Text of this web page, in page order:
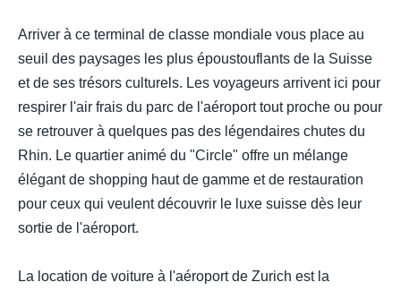
Arriver à ce terminal de classe mondiale vous place au
seuil des paysages les plus époustouflants de la Suisse
et de ses trésors culturels. Les voyageurs arrivent ici pour
respirer l'air frais du parc de l'aéroport tout proche ou pour
se retrouver à quelques pas des légendaires chutes du
Rhin. Le quartier animé du "Circle" offre un mélange
élégant de shopping haut de gamme et de restauration
pour ceux qui veulent découvrir le luxe suisse dès leur
sortie de l'aéroport.
La location de voiture à l'aéroport de Zurich est la